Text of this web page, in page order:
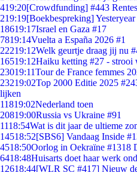
419:20[Crowdfunding] #443
219:19[Boekbespreking]
18619:17Israel en Gaza #17
7819:14Vuelta a España 2026 #1
22219:12Welk geurtje draag jij nu
16519:12Haiku ketting #27 - strooi
23019:11Tour de France femmes
23219:02Top 2000 Editie 2025
lijken
11819:02Nederland toen
20819:00Russia vs Ukraine #91
1118:54Wat is dit jaar de ultieme
14518:52[SBS6] Vandaag Inside
4518:50Oorlog in Oekraïne #1318
6418:48Huisarts doet haar werk
12618:44[WLR SC #417] Nieuw